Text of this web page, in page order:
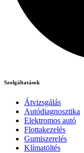
Szolgáltatások
Átvizsgálás
Autódiagnosztika
Elektromos autó
Flottakezelés
Gumiszerelés
Klímatöltés